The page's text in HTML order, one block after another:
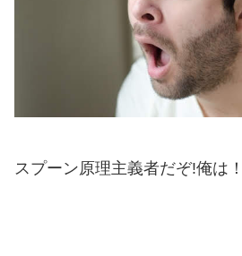
スプーン原理主義者だぞ!俺は！